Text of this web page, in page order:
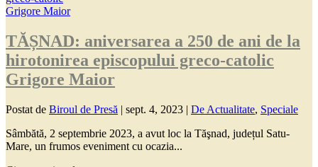
TĂȘNAD: aniversarea a 250 de ani de la
hirotonirea episcopului greco-catolic
Grigore Maior
Postat de Biroul de Presă | sept. 4, 2023 | De Actualitate, Speciale
Sâmbătă, 2 septembrie 2023, a avut loc la Tăşnad, județul Satu-
Mare, un frumos eveniment cu ocazia...